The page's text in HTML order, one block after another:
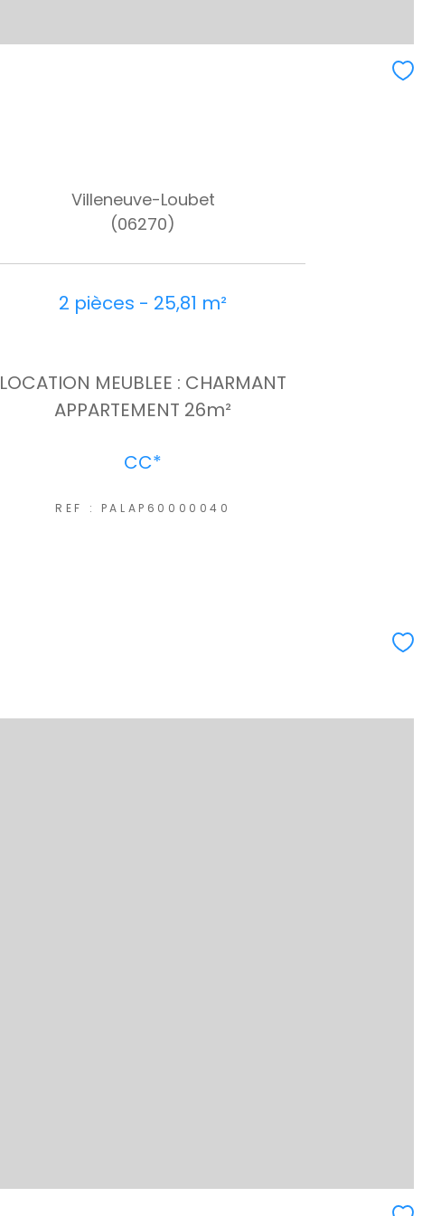
Villeneuve-Loubet
(06270)
2 pièces - 25,81 m²
LOCATION MEUBLEE : CHARMANT
APPARTEMENT 26m²
CC*
REF : PALAP60000040